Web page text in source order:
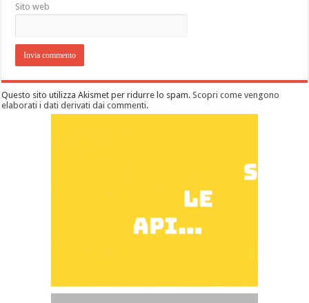
Sito web
Questo sito utilizza Akismet per ridurre lo spam.Scopri come vengono
elaborati i dati derivati dai commenti.